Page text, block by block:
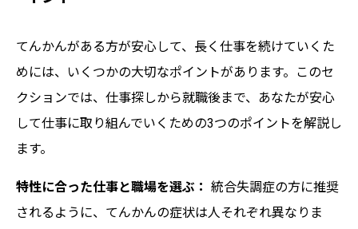
てんかんがある方が安心して、長く仕事を続けていくた
めには、いくつかの大切なポイントがあります。このセ
クションでは、仕事探しから就職後まで、あなたが安心
して仕事に取り組んでいくための3つのポイントを解説し
ます。
特性に合った仕事と職場を選ぶ： 統合失調症の方に推奨
されるように、てんかんの症状は人それぞれ異なりま